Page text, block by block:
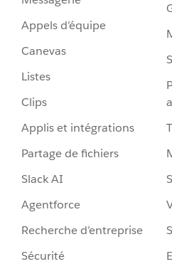
Appels d’équipe
Canevas
Listes
Clips
Applis et intégrations
Partage de fichiers
Slack AI
Agentforce
Recherche d’entreprise
Sécurité